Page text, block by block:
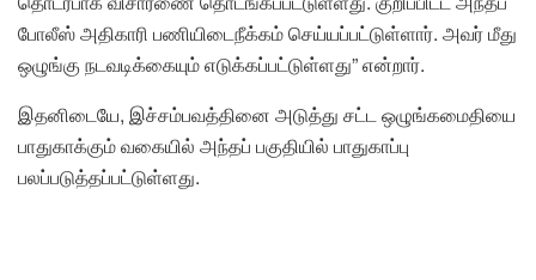
போலீஸ் அதிகாரி பணியிடைநீக்கம் செய்யப்பட்டுள்ளார். அவர் மீது
ஒழுங்கு நடவடிக்கையும் எடுக்கப்பட்டுள்ளது” என்றார்.
இதனிடையே, இச்சம்பவத்தினை அடுத்து சட்ட ஒழுங்கமைதியை
பாதுகாக்கும் வகையில் அந்தப் பகுதியில் பாதுகாப்பு
பலப்படுத்தப்பட்டுள்ளது.